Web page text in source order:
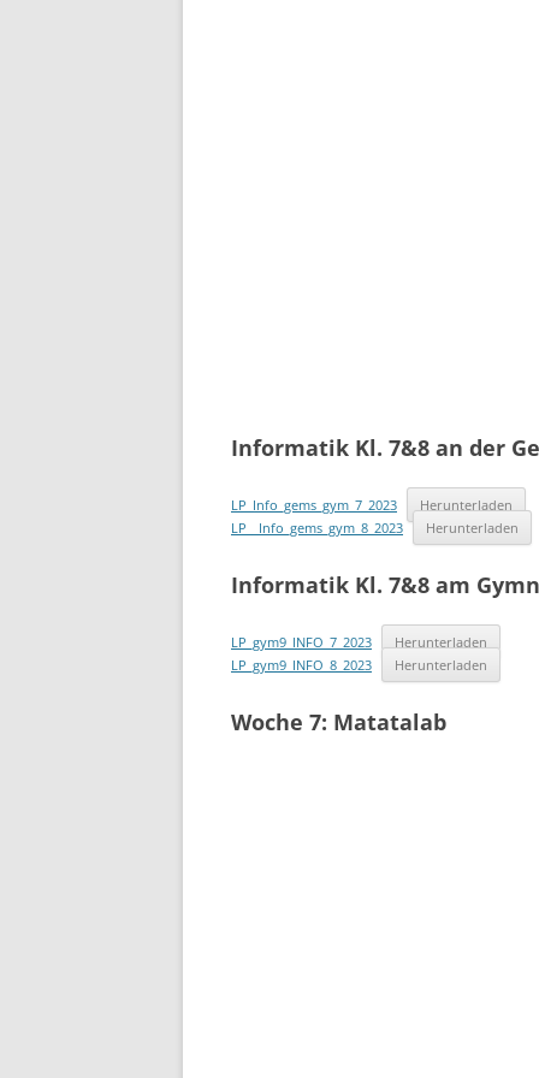
Informatik Kl. 7&8 an der
LP_Info_gems_gym_7_2023
Herunterladen
LP__Info_gems_gym_8_2023
Herunterladen
Informatik Kl. 7&8 am
LP_gym9_INFO_7_2023
Herunterladen
LP_gym9_INFO_8_2023
Herunterladen
Woche 7: Matatalab